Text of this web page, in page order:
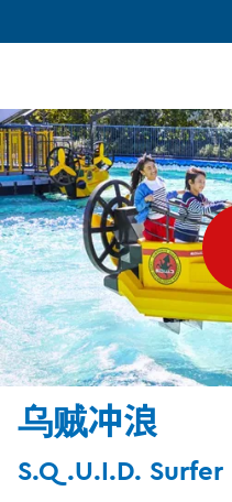
乌贼冲浪
S.Q.U.I.D. Surfer